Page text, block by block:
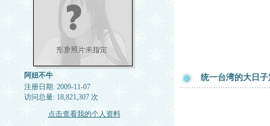
阿妞不牛
注册日期: 2009-11-07
访问总量: 18,821,307 次
点击查看我的个人资料
统一台湾的大日